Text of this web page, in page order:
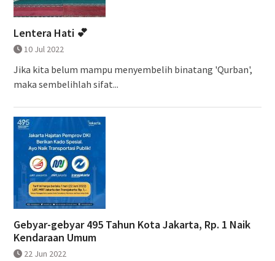
Lentera Hati 💕
10 Jul 2022
Jika kita belum mampu menyembelih binatang 'Qurban',
maka sembelihlah sifat...
Gebyar-gebyar 495 Tahun Kota Jakarta, Rp. 1 Naik
Kendaraan Umum
22 Jun 2022